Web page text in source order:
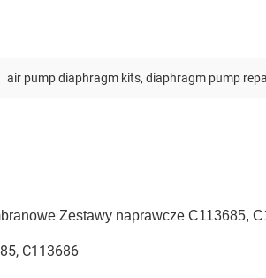
air pump diaphragm kits, diaphragm pump
Zestawy naprawcze C113685,
C113686